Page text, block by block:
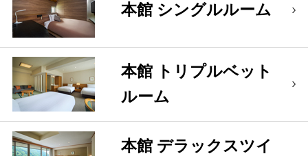
本館 シングルルーム
本館 トリプルベット
ルーム
本館 デラックスツイ